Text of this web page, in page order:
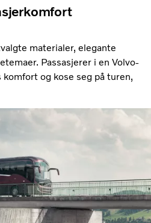
materialer, elegante
Passasjerer i en Volvo-
og kose seg på turen,